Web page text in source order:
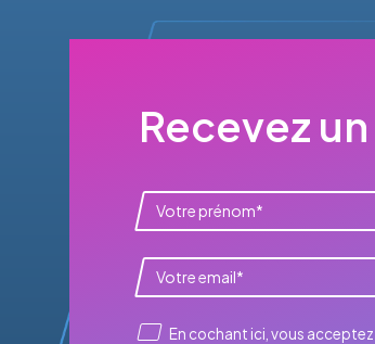
Recevez
En cochant ici, vous acceptez